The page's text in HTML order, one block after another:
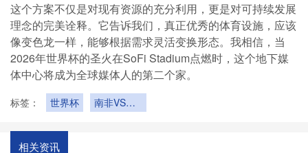
这个方案不仅是对现有资源的充分利用，更是对可持续发展
理念的完美诠释。它告诉我们，真正优秀的体育设施，应该
像变色龙一样，能够根据需求灵活变换形态。我相信，当
2026年世界杯的圣火在SoFi Stadium点燃时，这个地下媒
体中心将成为全球媒体人的第二个家。
标签： 世界杯
南非VS韩
相关资讯